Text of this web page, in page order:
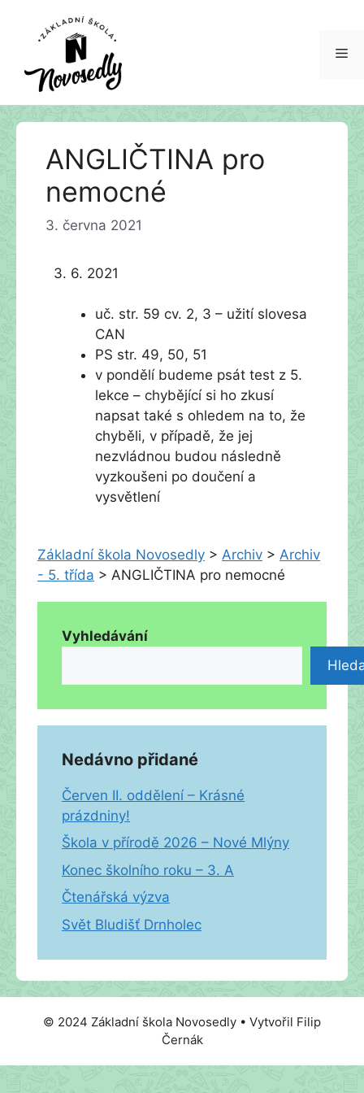
Přeskočit
ANGLIČTINA pro
nemocné
3. června 2021
3. 6. 2021
uč. str. 59 cv. 2, 3 – užití slovesa
CAN
PS str. 49, 50, 51
v pondělí budeme psát test z 5.
lekce – chybějící si ho zkusí
napsat také s ohledem na to, že
chyběli, v případě, že jej
nezvládnou budou následně
vyzkoušeni po doučení a
vysvětlení
Základní škola Novosedly > Archiv > Archiv
- 5. třída > ANGLIČTINA pro nemocné
Vyhledávání
Nedávno přidané
Červen II. oddělení – Krásné
prázdniny!
Škola v přírodě 2026 – Nové Mlýny
Konec školního roku – 3. A
Čtenářská výzva
Svět Bludišť Drnholec
© 2024 Základní škola Novosedly • Vytvořil Filip
Černák